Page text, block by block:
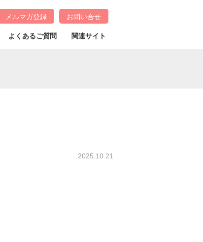
メルマガ登録 お問い合せ
よくあるご質問 関連サイト
2025.10.21